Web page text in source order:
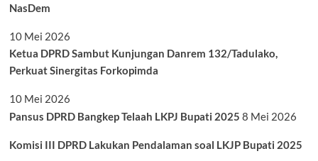
NasDem
10 Mei 2026
Ketua DPRD Sambut Kunjungan Danrem 132/Tadulako,
Perkuat Sinergitas Forkopimda
10 Mei 2026
Pansus DPRD Bangkep Telaah LKPJ Bupati 2025 8 Mei 2026
Komisi III DPRD Lakukan Pendalaman soal LKJP Bupati 2025